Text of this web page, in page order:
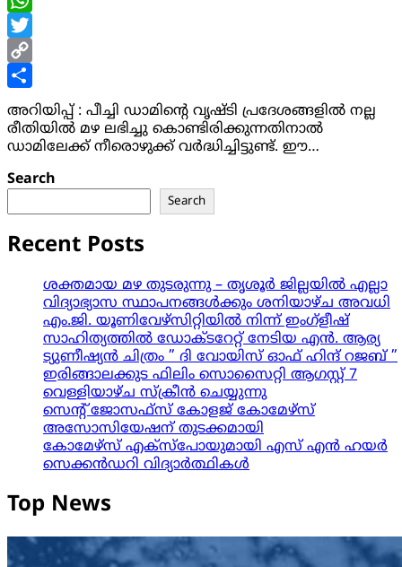
WhatsApp
Twitter
Copy
Share
അറിയിപ്പ് : പീച്ചി ഡാമിന്റെ വൃഷ്ടി പ്രദേശങ്ങളിൽ നല്ല
രീതിയിൽ മഴ ലഭിച്ചു കൊണ്ടിരിക്കുന്നതിനാൽ
ഡാമിലേക്ക് നീരൊഴുക്ക് വർദ്ധിച്ചിട്ടുണ്ട്. ഈ…
Search
Search
Recent Posts
ശക്തമായ മഴ തുടരുന്നു – തൃശൂർ ജില്ലയിൽ എല്ലാ
വിദ്യാഭ്യാസ സ്ഥാപനങ്ങൾക്കും ശനിയാഴ്ച അവധി
എം.ജി. യൂണിവേഴ്‌സിറ്റിയിൽ നിന്ന് ഇംഗ്ളീഷ്
സാഹിത്യത്തിൽ ഡോക്ടറേറ്റ് നേടിയ എൻ. ആര്യ
ട്യുണീഷ്യൻ ചിത്രം ” ദി വോയിസ് ഓഫ് ഹിന്ദ് റജബ് ”
ഇരിങ്ങാലക്കുട ഫിലിം സൊസൈറ്റി ആഗസ്റ്റ് 7
വെള്ളിയാഴ്ച സ്‌ക്രീൻ ചെയ്യുന്നു
സെന്റ് ജോസഫ്സ് കോളജ് കോമേഴ്‌സ്
അസോസിയേഷന് തുടക്കമായി
കോമേഴ്സ് എക്സ്പോയുമായി എസ് എൻ ഹയർ
സെക്കൻഡറി വിദ്യാർത്ഥികൾ
Top News